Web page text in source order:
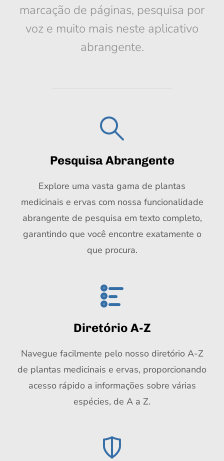
marcação de páginas, pesquisa por
voz e muito mais neste aplicativo
abrangente.
Pesquisa Abrangente
Explore uma vasta gama de plantas
medicinais e ervas com nossa funcionalidade
abrangente de pesquisa em texto completo,
garantindo que você encontre exatamente o
que procura.
Diretório A-Z
Navegue facilmente pelo nosso diretório A-Z
de plantas medicinais e ervas, proporcionando
acesso rápido a informações sobre várias
espécies, de A a Z.